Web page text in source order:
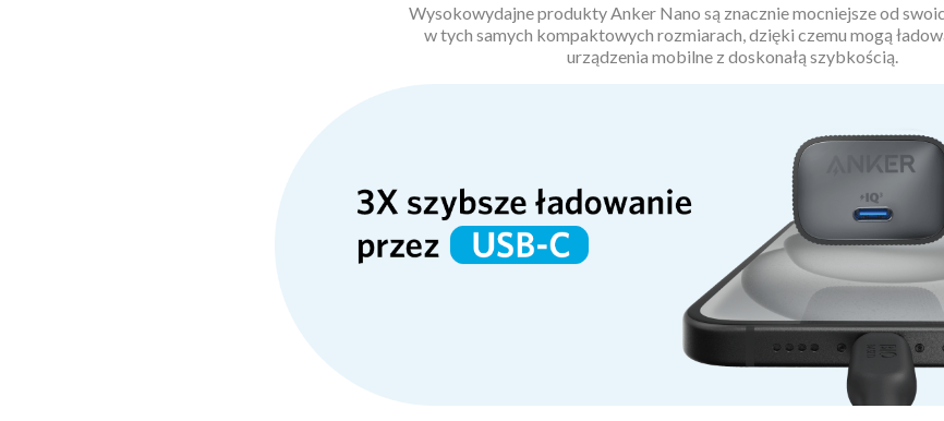
Wysokowydajne produkty Anker Nano są znacznie mocniejsze od
w tych samych kompaktowych rozmiarach, dzięki czemu mogą
urządzenia mobilne z doskonałą szybkością.